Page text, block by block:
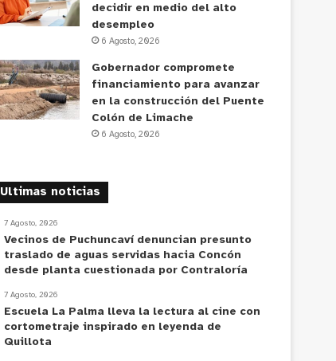
decidir en medio del alto
desempleo
6 Agosto, 2026
Gobernador compromete
financiamiento para avanzar
en la construcción del Puente
Colón de Limache
6 Agosto, 2026
Ultimas noticias
7 Agosto, 2026
Vecinos de Puchuncaví denuncian presunto
traslado de aguas servidas hacia Concón
desde planta cuestionada por Contraloría
7 Agosto, 2026
Escuela La Palma lleva la lectura al cine con
cortometraje inspirado en leyenda de
Quillota